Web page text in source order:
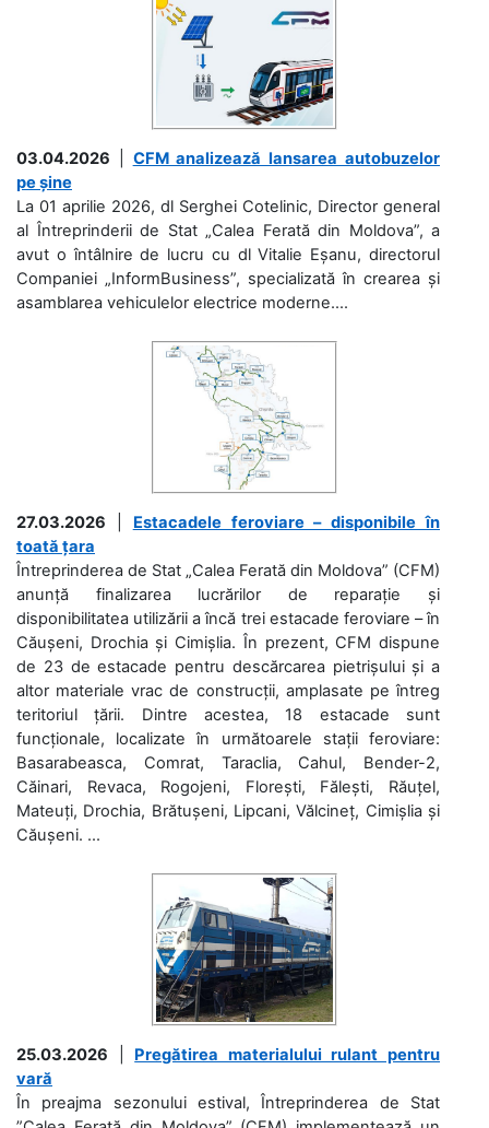
03.04.2026
CFM analizează lansarea autobuzelor
pe șine
La 01 aprilie 2026, dl Serghei Cotelinic, Director general
al Întreprinderii de Stat „Calea Ferată din Moldova”, a
avut o întâlnire de lucru cu dl Vitalie Eșanu, directorul
Companiei „InformBusiness”, specializată în crearea și
asamblarea vehiculelor electrice moderne....
27.03.2026
Estacadele feroviare – disponibile în
toată țara
Întreprinderea de Stat „Calea Ferată din Moldova” (CFM)
anunță finalizarea lucrărilor de reparație și
disponibilitatea utilizării a încă trei estacade feroviare – în
Căușeni, Drochia și Cimișlia. În prezent, CFM dispune
de 23 de estacade pentru descărcarea pietrișului și a
altor materiale vrac de construcții, amplasate pe întreg
teritoriul țării. Dintre acestea, 18 estacade sunt
funcționale, localizate în următoarele stații feroviare:
Basarabeasca, Comrat, Taraclia, Cahul, Bender-2,
Căinari, Revaca, Rogojeni, Florești, Fălești, Răuțel,
Mateuți, Drochia, Brătușeni, Lipcani, Vălcineț, Cimișlia și
Căușeni. ...
25.03.2026
Pregătirea materialului rulant pentru
vară
În preajma sezonului estival, Întreprinderea de Stat